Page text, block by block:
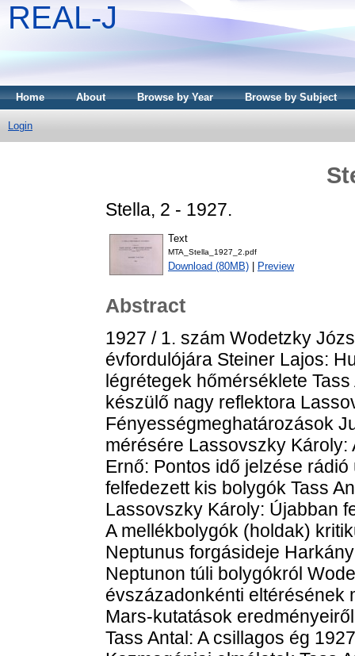
REAL-J
Home About Browse by Year Browse by Subject
Login
Stella, 2 - 1927.
Text
MTA_Stella_1927_2.pdf
Download (80MB) Preview
Abstract
1927 / 1. szám Wodetzky
évfordulójára Steiner Lajos:
légrétegek hőmérséklete
készülő nagy reflektora
Fényességmeghatározások
mérésére Lassovszky
Ernő: Pontos idő jelzése
felfedezett kis bolygók Tass
Lassovszky Károly: Újabban
A mellékbolygók (holdak)
Neptunus forgásideje
Neptunon túli bolygókról
évszázadonkénti eltérésének
Mars-kutatások
Tass Antal: A csillagos ég